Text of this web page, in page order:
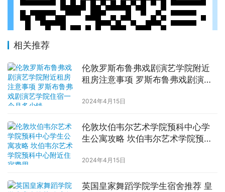
相关推荐
伦敦罗斯布鲁弗戏剧演艺学院附近
租房注意事项 罗斯布鲁弗戏剧演艺
2024年4月15日
伦敦坎伯韦尔艺术学院预科中心学
生公寓攻略 坎伯韦尔艺术学院预科
2024年4月15日
英国皇家舞蹈学院学生宿舍推荐 皇